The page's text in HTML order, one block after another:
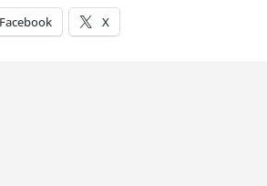
Facebook X